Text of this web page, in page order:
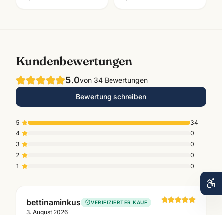
Kundenbewertungen
5.0von 34 Bewertungen
Bewertung schreiben
5
34
4
0
3
0
2
0
1
0
bettinaminkus VERIFIZIERTER KAUF
3. August 2026